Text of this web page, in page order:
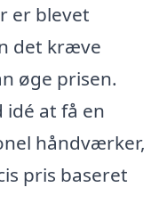
er blevet
det kræve
øge prisen.
at få en
håndværker,
pris baseret